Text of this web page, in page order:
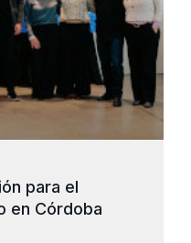
para el
en Córdoba